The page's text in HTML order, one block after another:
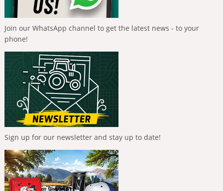
Join our WhatsApp channel to get the latest news - to your
phone!
Sign up for our newsletter and stay up to date!